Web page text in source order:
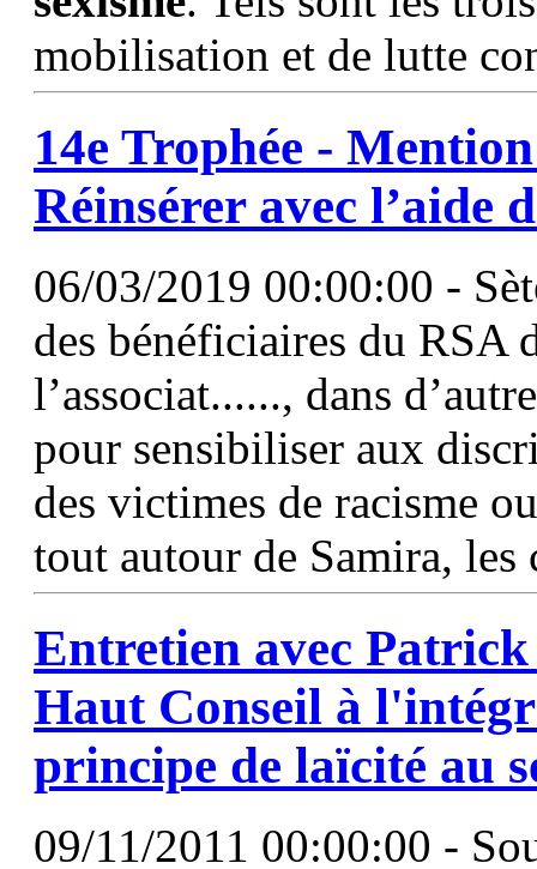
mobilisation et de lutte
14e Trophée -
Réinsérer avec l’aide
06/03/2019 00:00:00 -
des bénéficiaires du RSA
l’associat......, dans
pour sensibiliser aux
des victimes de racisme
tout autour de Samira,
Entretien avec
Haut Conseil à
principe de laïcité au
09/11/2011 00:00:00 -